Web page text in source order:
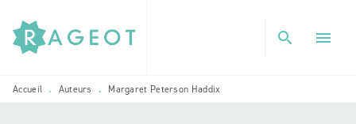
MENU RECHERCHE
PIED DE PAGE
search menu
Accueil • Auteurs • Margaret Peterson Haddix